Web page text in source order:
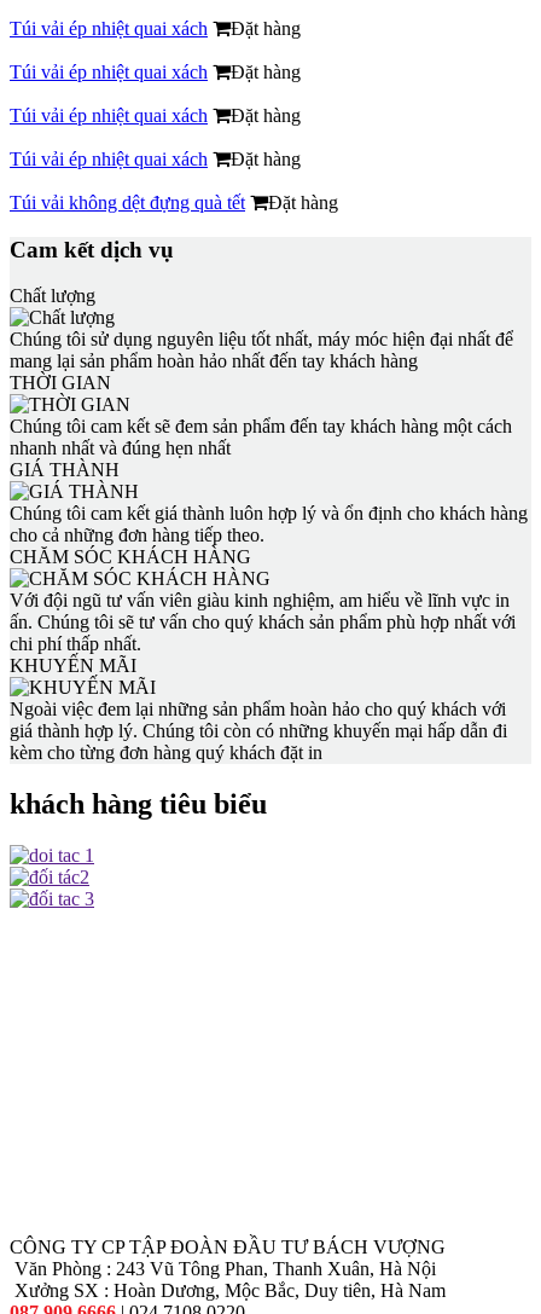
Túi vải ép nhiệt quai xách Đặt hàng
Túi vải ép nhiệt quai xách Đặt hàng
Túi vải ép nhiệt quai xách Đặt hàng
Túi vải ép nhiệt quai xách Đặt hàng
Túi vải không dệt đựng quà tết Đặt hàng
Cam kết dịch vụ
Chất lượng
Chúng tôi sử dụng nguyên liệu tốt nhất, máy móc hiện đại nhất để
mang lại sản phẩm hoàn hảo nhất đến tay khách hàng
THỜI GIAN
Chúng tôi cam kết sẽ đem sản phẩm đến tay khách hàng một cách
nhanh nhất và đúng hẹn nhất
GIÁ THÀNH
Chúng tôi cam kết giá thành luôn hợp lý và ổn định cho khách hàng
cho cả những đơn hàng tiếp theo.
CHĂM SÓC KHÁCH HÀNG
Với đội ngũ tư vấn viên giàu kinh nghiệm, am hiểu về lĩnh vực in
ấn. Chúng tôi sẽ tư vấn cho quý khách sản phẩm phù hợp nhất với
chi phí thấp nhất.
KHUYẾN MÃI
Ngoài việc đem lại những sản phẩm hoàn hảo cho quý khách với
giá thành hợp lý. Chúng tôi còn có những khuyến mại hấp dẫn đi
kèm cho từng đơn hàng quý khách đặt in
khách hàng tiêu biểu
CÔNG TY CP TẬP ĐOÀN ĐẦU TƯ BÁCH VƯỢNG
Văn Phòng : 243 Vũ Tông Phan, Thanh Xuân, Hà Nội
Xưởng SX : Hoàn Dương, Mộc Bắc, Duy tiên, Hà Nam